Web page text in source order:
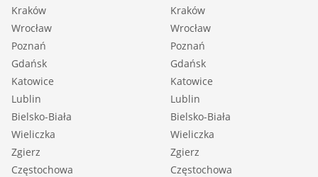
Kraków
Wrocław
Poznań
Gdańsk
Katowice
Lublin
Bielsko-Biała
Wieliczka
Zgierz
Częstochowa
Kraków
Wrocław
Poznań
Gdańsk
Katowice
Lublin
Bielsko-Biała
Wieliczka
Zgierz
Częstochowa